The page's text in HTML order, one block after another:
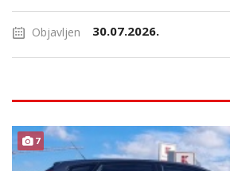
Objavljen 30.07.2026.
7